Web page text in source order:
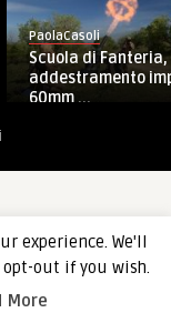
PaolaCasoli
Scuola di Fanteria,
addestramento
60mm ...
experience. We'll
out if you wish.
More